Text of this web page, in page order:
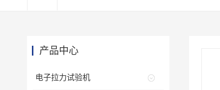
产品中心
电子拉力试验机